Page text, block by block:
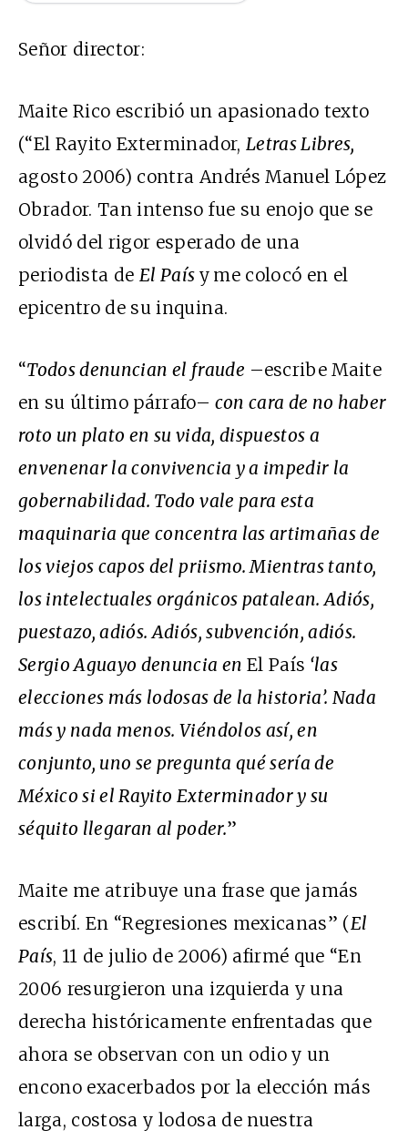
Señor director:
Maite Rico escribió un apasionado texto
(“El Rayito Exterminador, Letras Libres,
agosto 2006) contra Andrés Manuel López
Obrador. Tan intenso fue su enojo que se
olvidó del rigor esperado de una
periodista de El País y me colocó en el
epicentro de su inquina.
“Todos denuncian el fraude –escribe Maite
en su último párrafo– con cara de no haber
roto un plato en su vida, dispuestos a
envenenar la convivencia y a impedir la
gobernabilidad. Todo vale para esta
maquinaria que concentra las artimañas de
los viejos capos del priismo. Mientras tanto,
los intelectuales orgánicos patalean. Adiós,
puestazo, adiós. Adiós, subvención, adiós.
Sergio Aguayo denuncia en El País ‘las
elecciones más lodosas de la historia’. Nada
más y nada menos. Viéndolos así, en
conjunto, uno se pregunta qué sería de
México si el Rayito Exterminador y su
séquito llegaran al poder.”
Maite me atribuye una frase que jamás
escribí. En “Regresiones mexicanas” (El
País, 11 de julio de 2006) afirmé que “En
2006 resurgieron una izquierda y una
derecha históricamente enfrentadas que
ahora se observan con un odio y un
encono exacerbados por la elección más
larga, costosa y lodosa de nuestra